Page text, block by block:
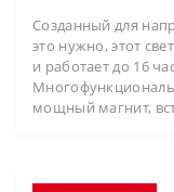
Созданный для
это нужно, этот
и работает до 16
мощный магнит,